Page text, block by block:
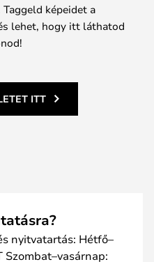
képeidet a
lehet, hogy itt láthatod
ITT
nyitvatartás: Hétfő–
Szombat–vasárnap: